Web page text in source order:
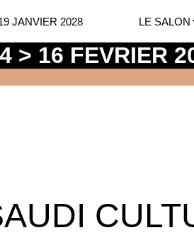
JANVIER 2028 LE SALON
> 16 FEVRIER